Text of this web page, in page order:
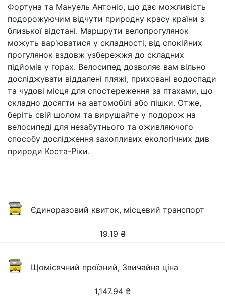
Фортуна та Мануель Антоніо, що дає можливість
подорожуючим відчути природну красу країни з
близької відстані. Маршрути велопрогулянок
можуть вар'юватися у складності, від спокійних
прогулянок вздовж узбережжя до складних
підйомів у горах. Велосипед дозволяє вам вільно
досліджувати віддалені пляжі, приховані водоспади
та чудові місця для спостереження за птахами, що
складно досягти на автомобілі або пішки. Отже,
беріть свій шолом та вирушайте у подорож на
велосипеді для незабутнього та оживляючого
способу дослідження захопливих екологічних див
природи Коста-Ріки.
Єдиноразовий квиток, місцевий транспорт
19.19 ₴
Щомісячний проїзний, Звичайна ціна
1,147.94 ₴